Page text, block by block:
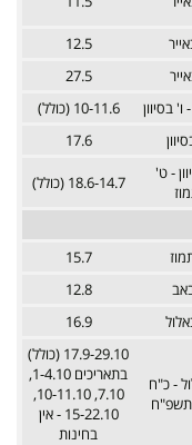
12.5
27.5
ו' בסיוון
10-11.6 (כולל)
17.6
- ט'
18.6-14.7 (כולל)
15.7
12.8
16.9
- כ"ח
17.9-29.10 (כולל)
בתאריכים 1-4.10,
7.10, 10-11.10,
15-22.10 - אין
בחינות